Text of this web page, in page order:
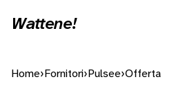
Wattene!
Home› Fornitori› Pulsee›Offerta